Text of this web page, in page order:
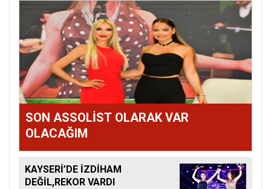
SON ASSOLİST OLARAK VAR
OLACAĞIM
KAYSERİ’DE İZDİHAM
DEĞİL,REKOR VARDI